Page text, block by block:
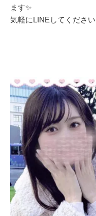
ます✨
気軽にLINEしてください